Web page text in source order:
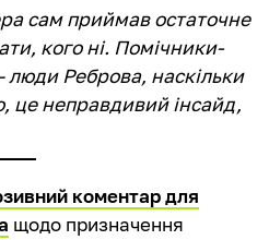
сам приймав остаточне
кого ні. Помічники-
люди Реброва, наскільки
це неправдивий інсайд,
коментар для
щодо призначення